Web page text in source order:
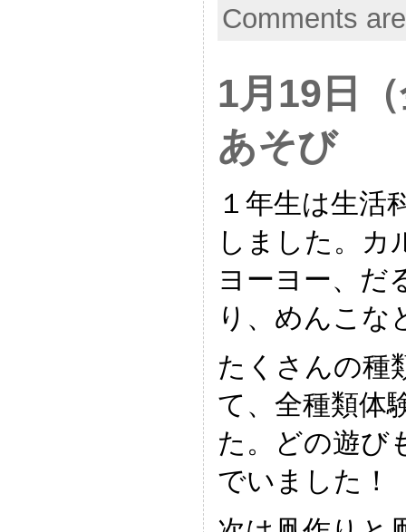
Comments
1月19日
あそび
１年生は生活
しました。カ
ヨーヨー、だ
り、めんこな
たくさんの種
て、全種類体
た。どの遊び
でいました！